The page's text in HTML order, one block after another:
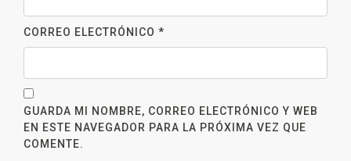
CORREO ELECTRÓNICO *
GUARDA MI NOMBRE, CORREO ELECTRÓNICO Y WEB
EN ESTE NAVEGADOR PARA LA PRÓXIMA VEZ QUE
COMENTE.